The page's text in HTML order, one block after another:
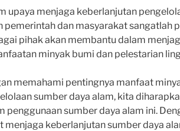
upaya menjaga keberlanjutan
pemerintah dan masyarakat sangatlah
pihak akan membantu dalam
minyak bumi dan pelestarian
memahami pentingnya manfaat
sumber daya alam, kita
penggunaan sumber daya alam ini.
menjaga keberlanjutan sumber daya